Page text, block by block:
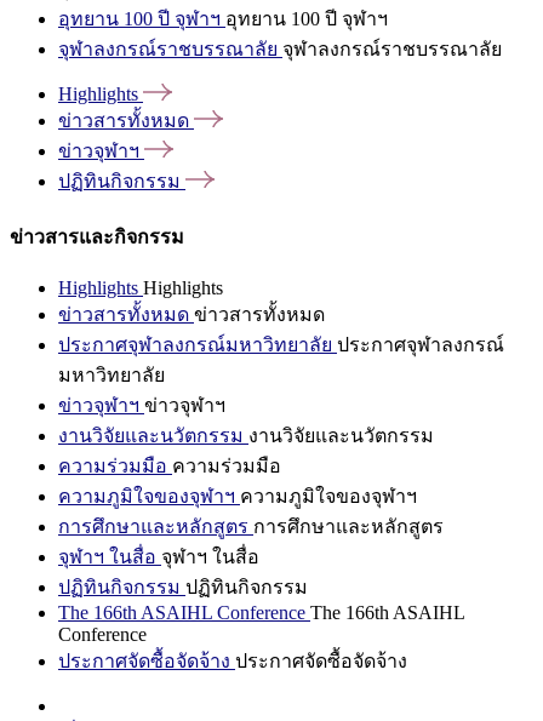
อุทยาน 100 ปี จุฬาฯ อุทยาน 100 ปี จุฬาฯ
จุฬาลงกรณ์ราชบรรณาลัย จุฬาลงกรณ์ราชบรรณาลัย
Highlights
ข่าวสารทั้งหมด
ข่าวจุฬาฯ
ปฏิทินกิจกรรม
ข่าวสารและกิจกรรม
Highlights Highlights
ข่าวสารทั้งหมด ข่าวสารทั้งหมด
ประกาศจุฬาลงกรณ์มหาวิทยาลัย ประกาศจุฬาลงกรณ์
มหาวิทยาลัย
ข่าวจุฬาฯ ข่าวจุฬาฯ
งานวิจัยและนวัตกรรม งานวิจัยและนวัตกรรม
ความร่วมมือ ความร่วมมือ
ความภูมิใจของจุฬาฯ ความภูมิใจของจุฬาฯ
การศึกษาและหลักสูตร การศึกษาและหลักสูตร
จุฬาฯ ในสื่อ จุฬาฯ ในสื่อ
ปฏิทินกิจกรรม ปฏิทินกิจกรรม
The 166th ASAIHL Conference The 166th ASAIHL
Conference
ประกาศจัดซื้อจัดจ้าง ประกาศจัดซื้อจัดจ้าง